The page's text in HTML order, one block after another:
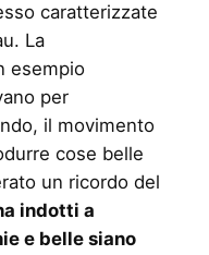
caratterizzate
La
esempio
per
il movimento
cose belle
un ricordo del
indotti a
e belle siano